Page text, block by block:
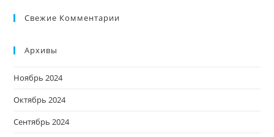
Свежие Комментарии
Архивы
Ноябрь 2024
Октябрь 2024
Сентябрь 2024